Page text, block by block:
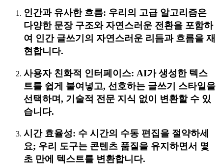
인간과 유사한 흐름: 우리의 고급 알고리즘은
다양한 문장 구조와 자연스러운 전환을 포함하
여 인간 글쓰기의 자연스러운 리듬과 흐름을 재
현합니다.
사용자 친화적 인터페이스: AI가 생성한 텍스
트를 쉽게 붙여넣고, 선호하는 글쓰기 스타일을
선택하며, 기술적 전문 지식 없이 변환할 수 있
습니다.
시간 효율성: 수 시간의 수동 편집을 절약하세
요; 우리 도구는 콘텐츠 품질을 유지하면서 몇
초 만에 텍스트를 변환합니다.